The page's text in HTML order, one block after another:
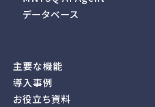
データベース
主要な機能
導入事例
お役立ち資料